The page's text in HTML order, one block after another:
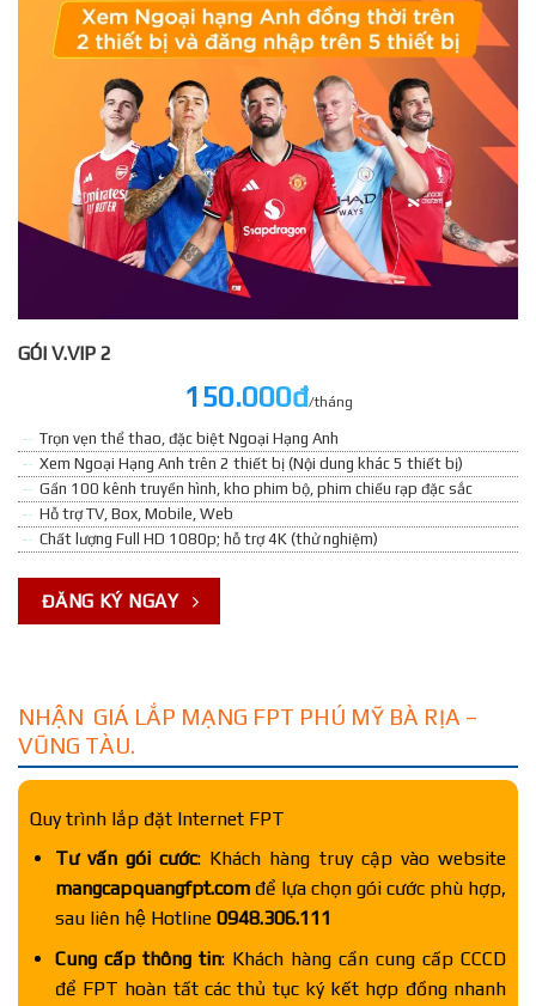
GÓI V.VIP 2
150.000đ/tháng
Trọn vẹn thể thao, đặc biệt Ngoại Hạng Anh
Xem Ngoại Hạng Anh trên 2 thiết bị (Nội dung khác 5 thiết bị)
Gần 100 kênh truyền hình, kho phim bộ, phim chiếu rạp đặc sắc
Hỗ trợ TV, Box, Mobile, Web
Chất lượng Full HD 1080p; hỗ trợ 4K (thử nghiệm)
ĐĂNG KÝ NGAY
NHẬN GIÁ LẮP MẠNG FPT PHÚ MỸ BÀ RỊA –
VŨNG TÀU.
Quy trình lắp đặt Internet FPT
Tư vấn gói cước: Khách hàng truy cập vào website
mangcapquangfpt.comđể lựa chọn gói cước phù hợp,
sau liên hệ Hotline 0948.306.111
Cung cấp thông tin: Khách hàng cần cung cấp CCCD
để FPT hoàn tất các thủ tục ký kết hợp đồng nhanh